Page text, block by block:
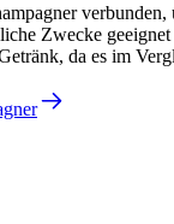
Zwecke
da es im